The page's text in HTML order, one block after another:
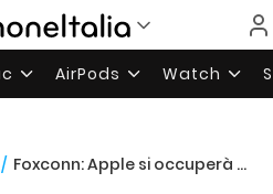
AirPods Watch
/ Foxconn: Apple si occuperà di metà dei costi per migliorare le condizioni dei lavoratori